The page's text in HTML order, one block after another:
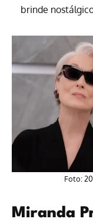
brinde
Foto:
Miranda